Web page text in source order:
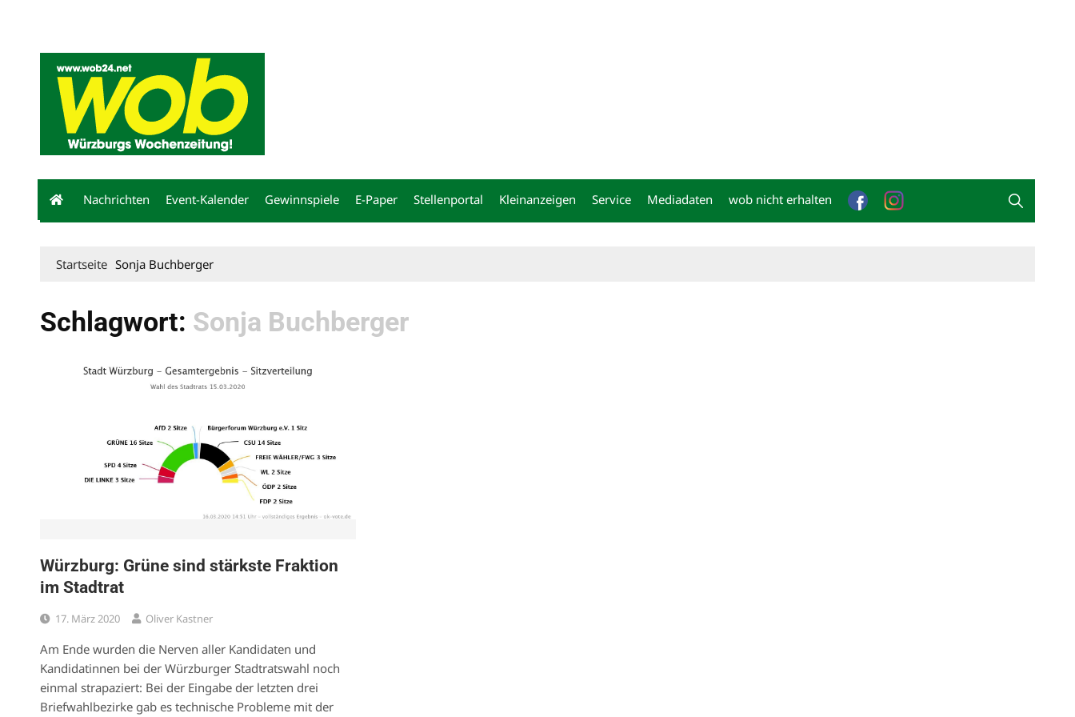
Nachrichten Event-Kalender Gewinnspiele E-Paper Stellenportal Kleinanzeigen Service Mediadaten wob nicht erhalten
Startseite Sonja Buchberger
Schlagwort: Sonja Buchberger
Würzburg: Grüne sind stärkste Fraktion
im Stadtrat
17. März 2020 Oliver Kastner
Am Ende wurden die Nerven aller Kandidaten und
Kandidatinnen bei der Würzburger Stadtratswahl noch
einmal strapaziert: Bei der Eingabe der letzten drei
Briefwahlbezirke gab es technische Probleme mit der